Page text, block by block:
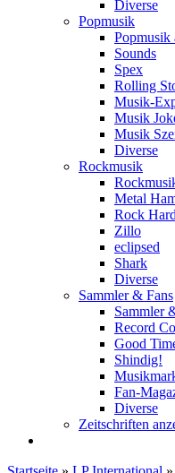
Diverse
Popmusik
Popmusik
Sounds
Spex
Rolling
Musik-
Musik
Musik
Diverse
Rockmusik
Metal
Rock
Zillo
eclipsed
Shark
Diverse
Sammler & Fans
Sammler
Record
Good
Shindig!
Fan-
Diverse
Zeitschriften